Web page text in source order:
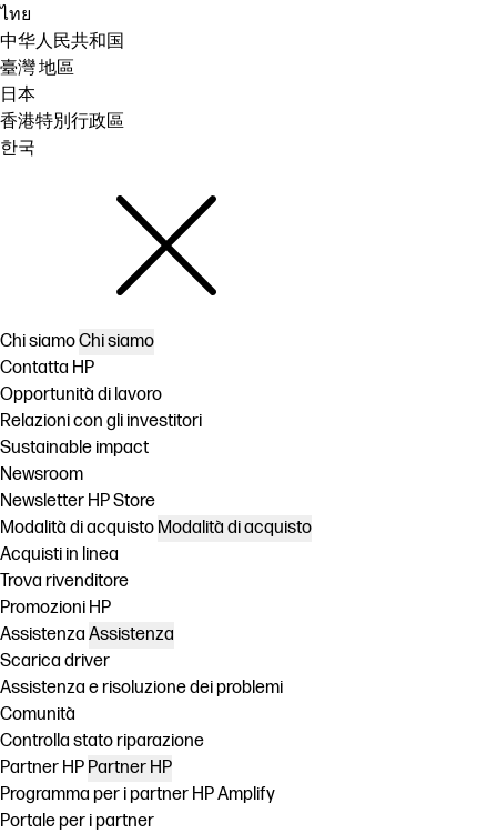
ไทย
中华人民共和国
臺灣 地區
日本
香港特別行政區
한국
Chi siamoChi siamo
Contatta HP
Opportunità di lavoro
Relazioni con gli investitori
Sustainable impact
Newsroom
Newsletter HP Store
Modalità di acquisto Modalità di acquisto
Acquisti in linea
Trova rivenditore
Promozioni HP
Assistenza Assistenza
Scarica driver
Assistenza e risoluzione dei problemi
Comunità
Controlla stato riparazione
Partner HP Partner HP
Programma per i partner HP Amplify
Portale per i partner